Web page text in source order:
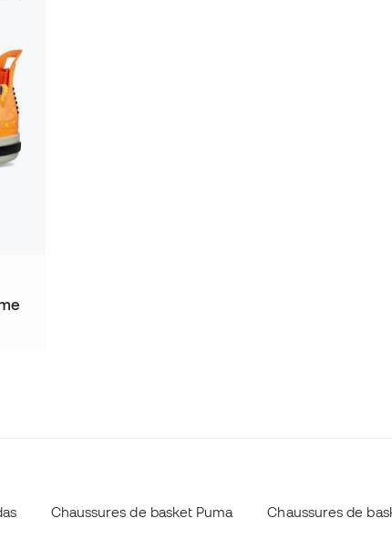
Chaussures de basket Puma Chaussures de